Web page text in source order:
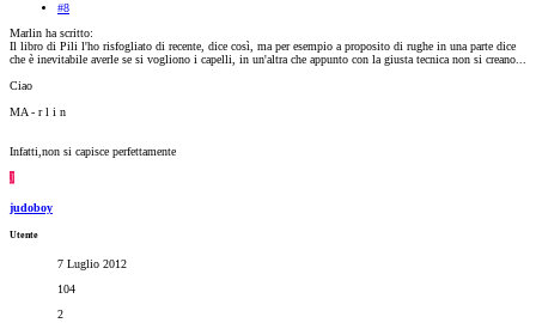
#8
Marlin ha scritto:
Il libro di Pili l'ho risfogliato di recente, dice così, ma per esempio a proposito di rughe in una parte dice
che è inevitabile averle se si vogliono i capelli, in un'altra che appunto con la giusta tecnica non si creano...
Ciao
MA - r l i n
Infatti,non si capisce perfettamente
J
judoboy
Utente
7 Luglio 2012
104
2